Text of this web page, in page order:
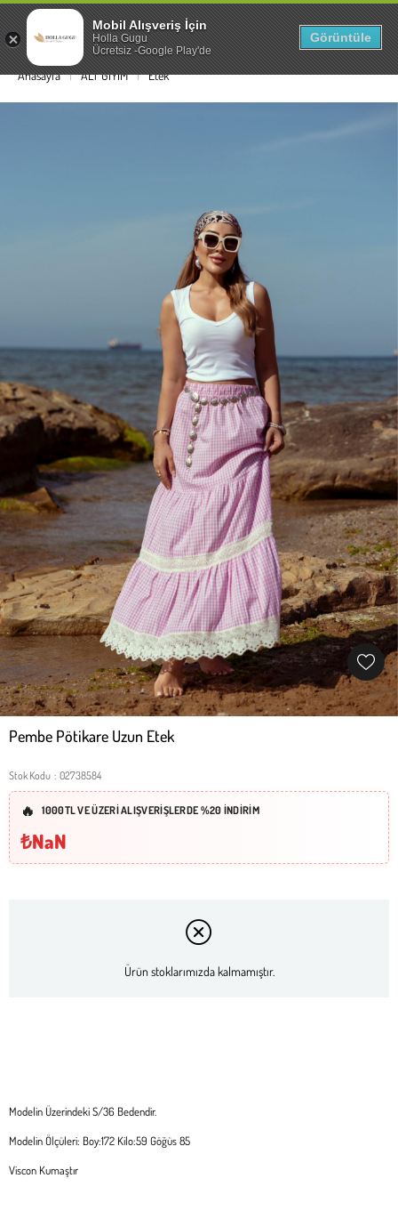
0
Anasayfa ALT GİYİM Etek
Pembe Pötikare Uzun Etek
Stok Kodu 02738584
1000TL VE ÜZERİ ALIŞVERİŞLERDE %20 İNDİRİM
₺NaN
Ürün stoklarımızda kalmamıştır.
Modelin Üzerindeki S/36 Bedendir.
Modelin Ölçüleri: Boy:172 Kilo:59 Göğüs 85
Viscon Kumaştır
Mobil Alışveriş İçin
Holla Gugu
Ücretsiz -Google Play'de
Görüntüle